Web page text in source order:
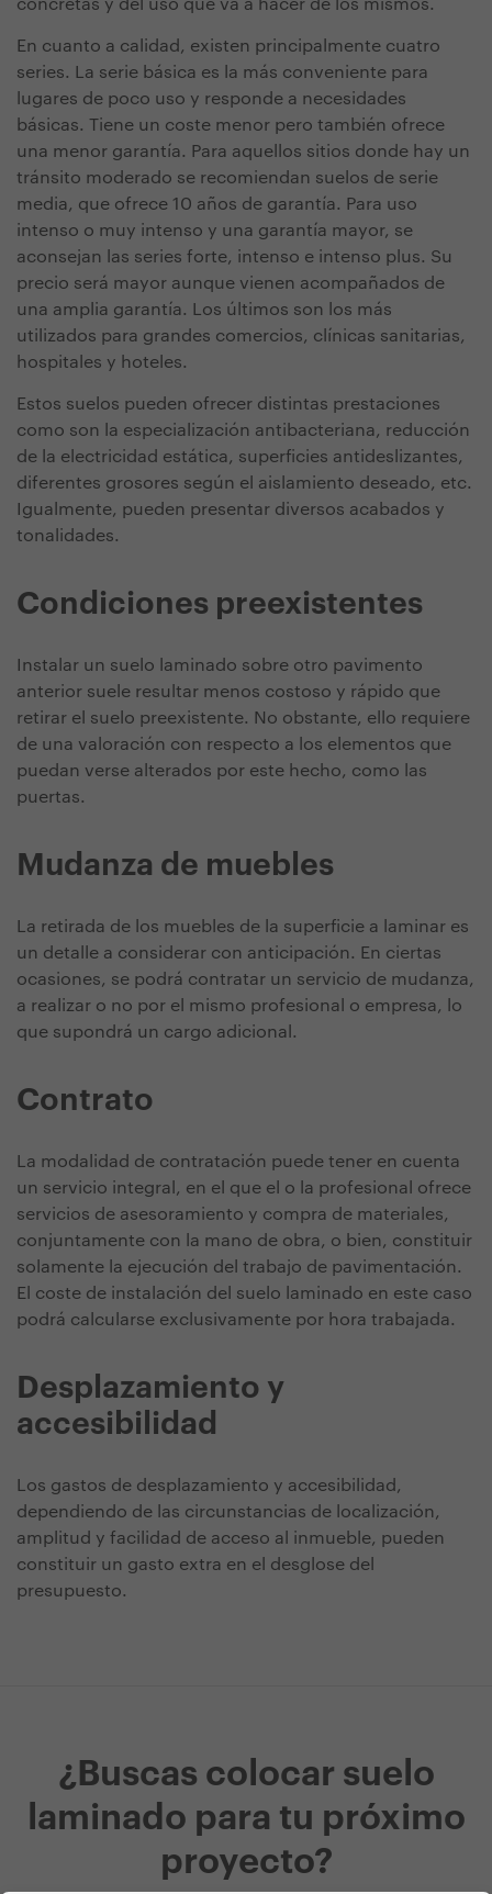
concretas y del uso que va a hacer de los mismos.
En cuanto a calidad, existen principalmente cuatro
series. La serie básica es la más conveniente para
lugares de poco uso y responde a necesidades
básicas. Tiene un coste menor pero también ofrece
una menor garantía. Para aquellos sitios donde hay un
tránsito moderado se recomiendan suelos de serie
media, que ofrece 10 años de garantía. Para uso
intenso o muy intenso y una garantía mayor, se
aconsejan las series forte, intenso e intenso plus. Su
precio será mayor aunque vienen acompañados de
una amplia garantía. Los últimos son los más
utilizados para grandes comercios, clínicas sanitarias,
hospitales y hoteles.
Estos suelos pueden ofrecer distintas prestaciones
como son la especialización antibacteriana, reducción
de la electricidad estática, superficies antideslizantes,
diferentes grosores según el aislamiento deseado, etc.
Igualmente, pueden presentar diversos acabados y
tonalidades.
Condiciones preexistentes
Instalar un suelo laminado sobre otro pavimento
anterior suele resultar menos costoso y rápido que
retirar el suelo preexistente. No obstante, ello requiere
de una valoración con respecto a los elementos que
puedan verse alterados por este hecho, como las
puertas.
Mudanza de muebles
La retirada de los muebles de la superficie a laminar es
un detalle a considerar con anticipación. En ciertas
ocasiones, se podrá contratar un servicio de mudanza,
a realizar o no por el mismo profesional o empresa, lo
que supondrá un cargo adicional.
Contrato
La modalidad de contratación puede tener en cuenta
un servicio integral, en el que el o la profesional ofrece
servicios de asesoramiento y compra de materiales,
conjuntamente con la mano de obra, o bien, constituir
solamente la ejecución del trabajo de pavimentación.
El coste de instalación del suelo laminado en este caso
podrá calcularse exclusivamente por hora trabajada.
Desplazamiento y
accesibilidad
Los gastos de desplazamiento y accesibilidad,
dependiendo de las circunstancias de localización,
amplitud y facilidad de acceso al inmueble, pueden
constituir un gasto extra en el desglose del
presupuesto.
¿Buscas colocar suelo
laminado para tu próximo
proyecto?